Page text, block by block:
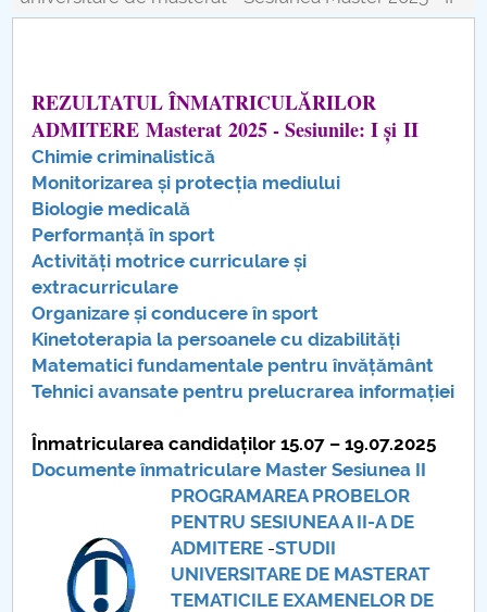
Admission
Români de pretutindeni - ADMITERE
Senate
Faculties
Studenți
Ghiduri pentru STUDENȚI
International Relations
Proiect(PRIM STUD)
REZULTATUL ÎNMATRICULĂRILOR
ADMITERE Masterat 2025 - Sesiunile: I și II
Chimie criminalistică
Monitorizarea și protecția mediului
Biologie medicală
Performanță în sport
Activități motrice curriculare și
extracurriculare
Organizare și conducere în sport
Kinetoterapia la persoanele cu dizabilități
Matematici fundamentale pentru învățământ
Tehnici avansate pentru prelucrarea informației
Înmatricularea candidaților 15.07 – 19.07.2025
Documente înmatriculare Master Sesiunea II
PROGRAMAREA PROBELOR
PENTRU SESIUNEA A II-A DE
ADMITERE -STUDII
UNIVERSITARE DE MASTERAT
TEMATICILE EXAMENELOR DE